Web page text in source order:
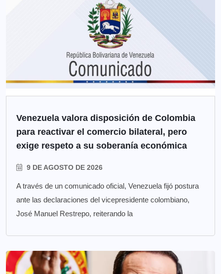
Venezuela valora disposición de Colombia
para reactivar el comercio bilateral, pero
exige respeto a su soberanía económica
9 DE AGOSTO DE 2026
A través de un comunicado oficial, Venezuela fijó postura
ante las declaraciones del vicepresidente colombiano,
José Manuel Restrepo, reiterando la